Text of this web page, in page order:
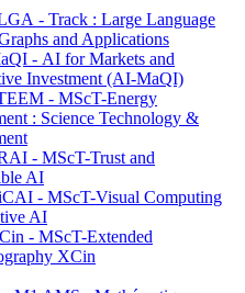
- Track : Large Language
and Applications
- AI for Markets and
Investment (AI-MaQI)
- MScT-Energy
: Science Technology &
- MScT-Trust and
AI
- MScT-Visual Computing
AI
- MScT-Extended
XCin